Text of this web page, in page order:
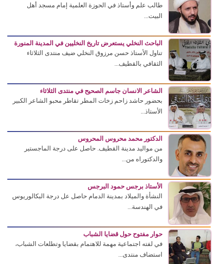
طالب علم وأستاذ في الحوزة العلمية إمام مسجد أهل
البيت...
الباحث النخلي يستعرض تاريخ النخليين في المدينة المنورة
تناول الأستاذ حسن مرزوق النخلي ضيف منتدى الثلاثاء
الثقافي بالقطيف...
الشاعر الانسان جاسم الصحيح في منتدى الثلاثاء
بحضور حاشد زاحم زخات المطر تقاطر محبو الشاعر الكبير
الأستاذ...
الدكتور محمد محروس المحروس
من مواليد مدينة القطيف. حاصل على درجة الماجستير
والدكتوراه من...
الأستاذ برجس حمود البرجس
النشأة والميلاد بمدينة الدمام حاصل عل درجة البكالوريوس
في الهندسة...
حوار مفتوح حول قضايا الشباب
في لفته اجتماعية مهمة للاهتمام بقضايا وتطلعات الشباب،
استضاف منتدى...